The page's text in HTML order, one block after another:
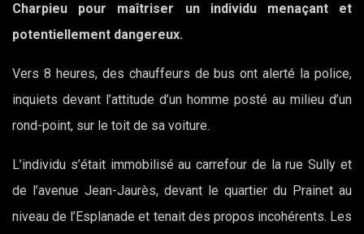
Charpieu pour maîtriser un individu menaçant et
potentiellement dangereux.
Vers 8 heures, des chauffeurs de bus ont alerté la police,
inquiets devant l’attitude d’un homme posté au milieu d’un
rond-point, sur le toit de sa voiture.
L’individu s’était immobilisé au carrefour de la rue Sully et
de l’avenue Jean-Jaurès, devant le quartier du Prainet au
niveau de l’Esplanade et tenait des propos incohérents. Les